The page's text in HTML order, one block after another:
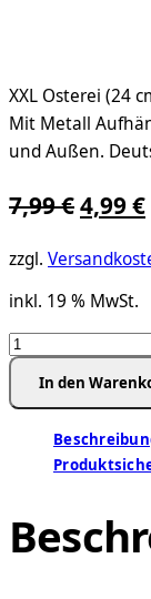
XXL Osterei (24
Mit Metall
und Außen.
7,99€
war:
7,99 €
4,99€
zzgl.
inkl. 19 % MwSt.
XXL
Riesen
Osterei
Menge
In den